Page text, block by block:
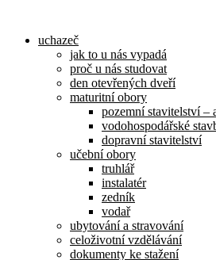
obsahuuchazeč
jak to u nás vypadá
proč u nás studovat
den otevřených dveří
maturitní obory
pozemní stavitelství –
vodohospodářské
dopravní stavitelství
učební obory
truhlář
instalatér
zedník
vodař
ubytování a stravování
celoživotní vzdělávání
dokumenty ke stažení